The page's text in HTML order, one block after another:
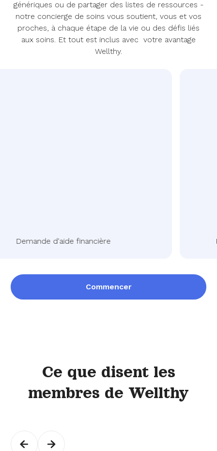
génériques ou de partager des listes de ressources -
notre concierge de soins vous soutient, vous et vos
proches, à chaque étape de la vie ou des défis liés
aux soins. Et tout est inclus avec votre avantage
Wellthy.
Demande d'aide financière
Commencer
Ce que disent les
membres de Wellthy